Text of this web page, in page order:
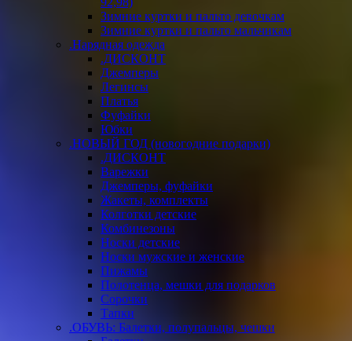
Зимние куртки и пальто девочкам
Зимние куртки и пальто мальчикам
.Нарядная одежда
.ДИСКОНТ
Джемперы
Легинсы
Платья
Фуфайки
Юбки
.НОВЫЙ ГОД (новогодние подарки)
.ДИСКОНТ
Варежки
Джемперы, фуфайки
Жакеты, комплекты
Колготки детские
Комбинезоны
Носки детские
Носки мужские и женские
Пижамы
Полотенца, мешки для подарков
Сорочки
Тапки
.ОБУВЬ: Балетки, полупальцы, чешки